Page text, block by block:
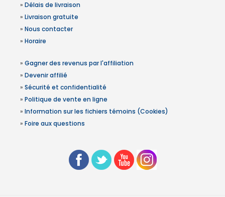
» Délais de livraison
» Livraison gratuite
» Nous contacter
» Horaire
» Gagner des revenus par l'affiliation
» Devenir affilié
» Sécurité et confidentialité
» Politique de vente en ligne
» Information sur les fichiers témoins (Cookies)
» Foire aux questions